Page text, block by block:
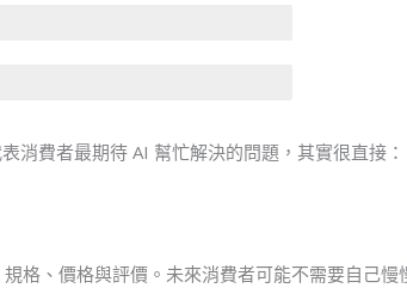
消費者最期待 AI 幫忙解決的問題，其實很直接：
格、價格與評價。未來消費者可能不需要自己